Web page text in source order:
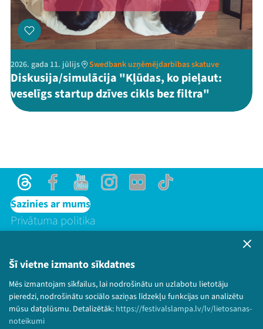
Šī vietne izmanto sīkdatnes
Mēs izmantojam sīkfailus, lai nodrošinātu un uzlabotu lietotāju
pieredzi, nodrošinātu sociālo saziņas līdzekļu funkcijas un analizētu
mūsu datplūsmu. Detalizētāk: https://festivalslampa.lv/lv/lietosanas-
noteikumi
2026. gada 11. jūlijs Swedbank uzņēmējdarbības skatuve
Diskusija/simulācija "Kļūdas, ko pieļaut:
veselīgs startup dzīves cikls bez filtra"
ThreadsFacebookYoutubeInstagram
Flick TikTok
Sazinies ar mums
Privātuma politika
© 2026 Sarunu festivāls LAMPA Visas tiesības
paturētas.